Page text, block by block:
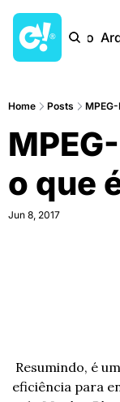
Início
Home Posts
o que
Jun 8, 2017
Resumindo, é
eficiência para